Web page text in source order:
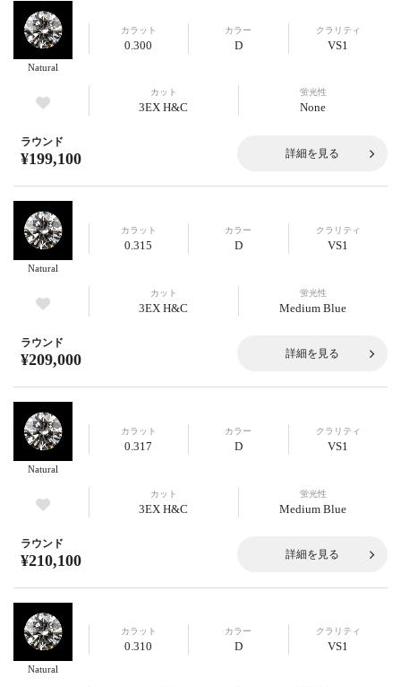
Natural
カラット
0.300
カラー
D
クラリティ
VS1
カット
3EX H&C
蛍光性
None
ラウンド
¥199,100 詳細を見る
Natural
カラット
0.315
カラー
D
クラリティ
VS1
カット
3EX H&C
蛍光性
Medium Blue
ラウンド
¥209,000 詳細を見る
Natural
カラット
0.317
カラー
D
クラリティ
VS1
カット
3EX H&C
蛍光性
Medium Blue
ラウンド
¥210,100 詳細を見る
Natural
カラット
0.310
カラー
D
クラリティ
VS1